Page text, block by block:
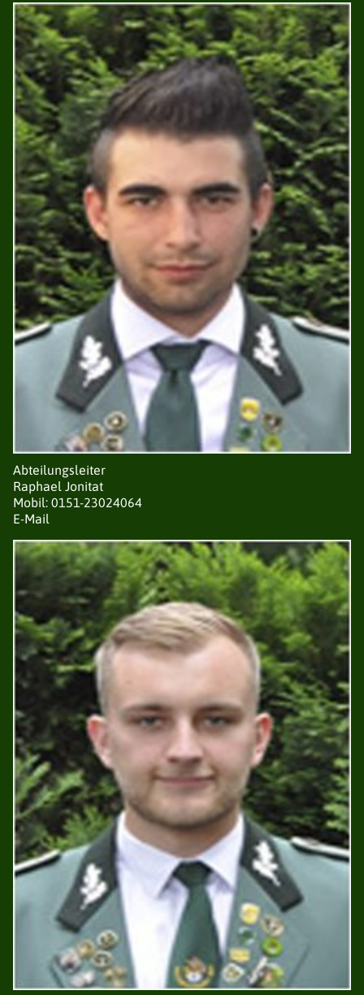
DER VERBAND
NEUIGKEITEN
VORSTAND
VEREINE / BEZIRKE
SATZUNG
EHRUNGEN
TERMINE
GALERIE
AVANTGARDEN
NEUIGKEITEN
VORSTAND
LISTE DER AVANTGARDEN
TERMINE
GESCHICHTE
SATZUNG
SCHIESSGRUPPEN
Abteilungsleiter
Raphael Jonitat
Mobil: 0151-23024064
E-Mail